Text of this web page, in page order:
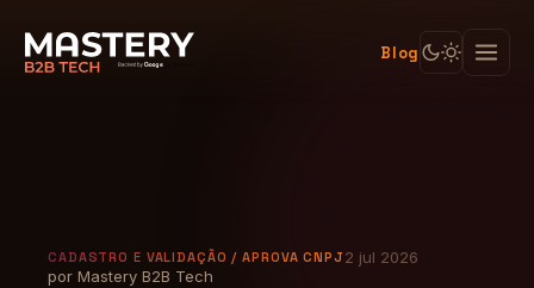
Blog
CADASTRO E VALIDAÇÃO / APROVA CNPJ 2 jul 2026
por Mastery B2B Tech